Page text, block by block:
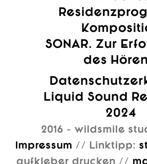
SONAR. Zur
des
Liquid Sound
2024
2016 - wildsmile
Impressum // Linktipp: